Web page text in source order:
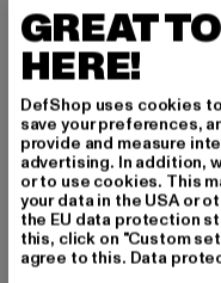
Marke: Urban Classics
Kat.: T-Shirts
Farbe: grün
Hersteller Farbe:
Art.Nr: UCK6676-14067
Hersteller: TB
Dr.-Robert-Murjahn-
DE
GREAT
HERE!
DefShop uses cookies
save your preferences,
provide and measure
advertising. In addition,
or to use cookies. This
your data in the USA or
the EU data protection
this, click on "Custom
agree to this. Data